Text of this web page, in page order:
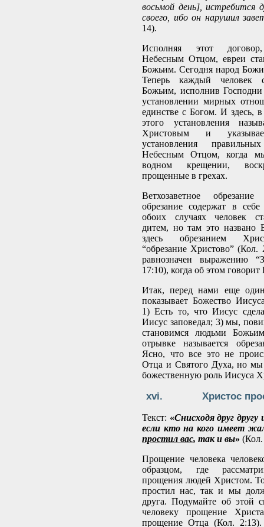
восьмой день], истребится
своего, ибо он нарушил
14).
Исполняя этот
Небесным Отцом, евреи
Божьим. Сегодня народ
Теперь каждый человек
Божьим, исполнив Господни
установлении мирных
единстве с Богом. И здесь,
этого установления
Христовым и
установления
Небесным Отцом, когда
водном крещении,
прощенные в грехах.
Ветхозаветное
обрезание содержат в
обоих случаях человек
дитем, но там это названо
здесь обрезанием
“обрезание Христово” (Кол.
равнозначен выражению
17:10), когда об этом говорит
Итак, перед нами еще
показывает Божество
1) Есть то, что Иисус
Иисус заповедал; 3) мы,
становимся людьми
отрывке называется
Ясно, что все это не
Отца и Святого Духа, но мы
божественную роль Иисуса
Христос
Текст: «Снисходя друг
если кто на кого имеет
простил вас, так и вы»
Прощение человека
образцом, где
прощения людей Христом.
простил нас, так и мы
друга. Подумайте об этой
человеку прощение
прощение Отца (Кол. 2:13).